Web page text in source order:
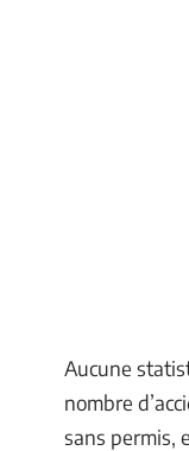
Aucune
nombre
sans permis,